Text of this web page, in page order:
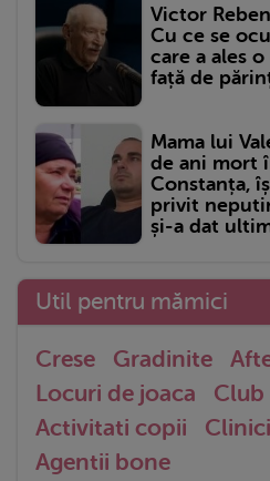
Victor
Cu ce se
care a ales
față de
Mama lui
de ani mort
Constanța,
privit
și-a dat
Util pentru mămici
Crese Gradinite
Locuri de joaca
Club
Activitati copii
Agentii bone